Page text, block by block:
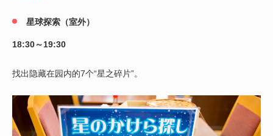
星球探索（室外）
18:30～19:30
找出隐藏在园内的7个“星之碎片”。